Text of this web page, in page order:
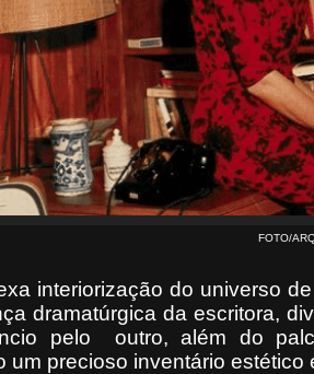
FOTO/
interiorização do universo
dramatúrgica da escritora,
pelo
outro, além do
um precioso inventário estético